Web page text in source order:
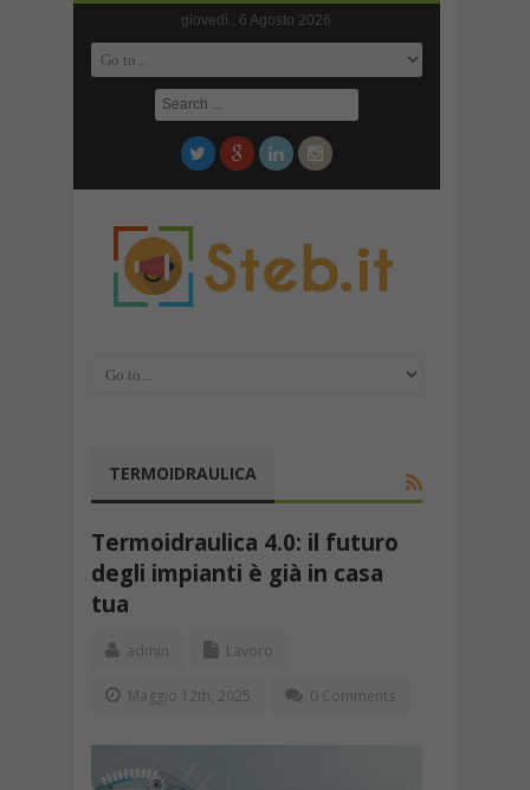
giovedì , 6 Agosto 2026
TERMOIDRAULICA
Termoidraulica 4.0: il futuro
degli impianti è già in casa
tua
admin Lavoro
Maggio 12th, 2025 0 Comments